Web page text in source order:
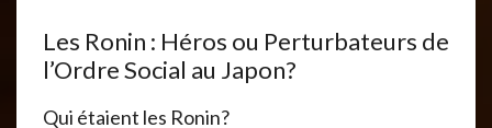
Les Ronin : Héros ou Perturbateurs de
l’Ordre Social au Japon?
Qui étaient les Ronin?